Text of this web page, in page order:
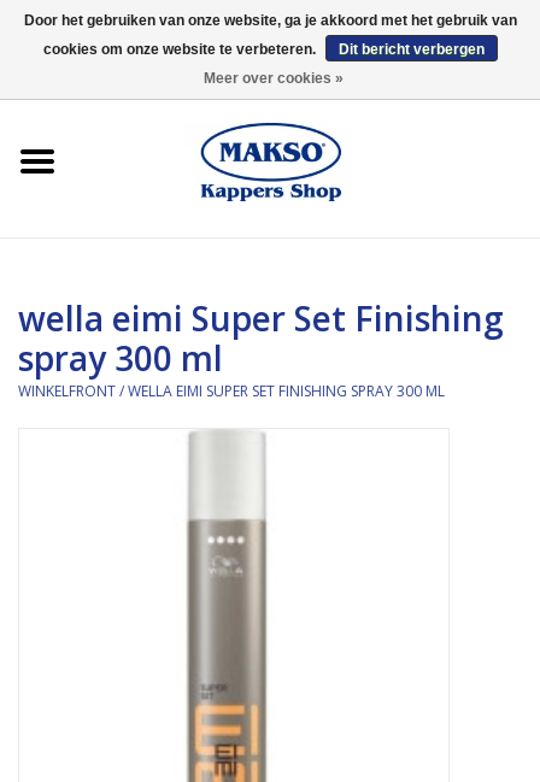
0 Artikelen - €0,00
Kaaral
360
wella eimi Super Set Finishing
spray 300 ml
WINKELFRONT/WELLA EIMI SUPER SET FINISHING SPRAY 300 ML
Door het gebruiken van onze website, ga je akkoord met het gebruik van
cookies om onze website te verbeteren.
Dit bericht verbergen
Meer over cookies »